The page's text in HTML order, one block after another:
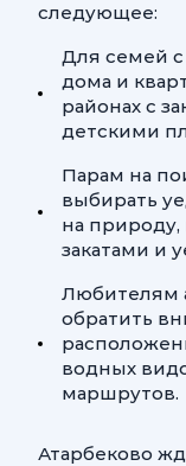
следующее:
Для семей
дома и
районах с
детскими
Парам на
выбирать
на природу,
закатами и
Любителям
обратить
водных
маршрутов.
Атарбеково